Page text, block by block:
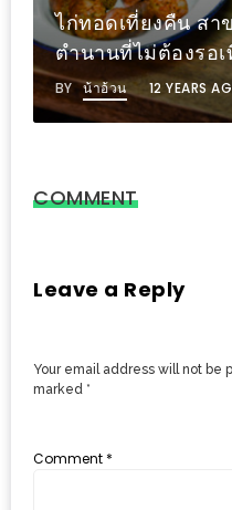
GIFTCODE!
ลายแทง
ความ
อร่อย
เชียงใหม่
บุฟเฟ่ต์
LE
ไก่ทอดเที่ยงคืน สา
ตำนานที่ไม่ต้องรอ
BY น้าอ้วน 12 YEARS
COMMENT
Leave a Reply
Your email address will not be
marked *
Comment *